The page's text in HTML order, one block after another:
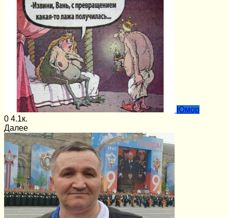
Юмор
0 4.1к.
Далее